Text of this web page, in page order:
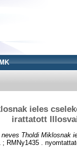
ieles
irattatott
Tholdi Miklosnak
; RMNy1435 .